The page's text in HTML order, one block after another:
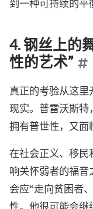
到一种可持续的平
4. 钢丝上的
性的艺术”
真正的考验从这
现实。普雷沃斯特
拥有普世性，又面
在社会正义、移民
响关怀弱者的福
会应“走向贫困者